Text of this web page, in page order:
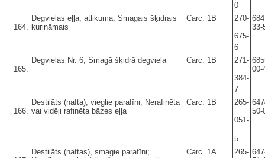
0
164.
Degvielas eļļa, atlikuma; Smagais šķidrais
kurināmais
Carc. 1B
270-
675-
6
33-
165.
Degvielas Nr. 6; Smagā šķidrā degviela Carc. 1B
271-
384-
7
00-
166.
Destilāts (nafta), vieglie parafīni; Nerafinēta
vai vidēji rafinēta bāzes eļļa
Carc. 1B
265-
051-
5
50-
Destilāts (naftas), smagie parafīni;
Carc. 1A 265-